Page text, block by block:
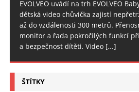
EVOLVEO uvádí na trh EVOLVEO
dětská video chůvička zajistí
až do vzdálenosti 300 metrů.
monitor a řada pokročilých funkcí
a bezpečnost dítěti. Video [...]
ŠTÍTKY